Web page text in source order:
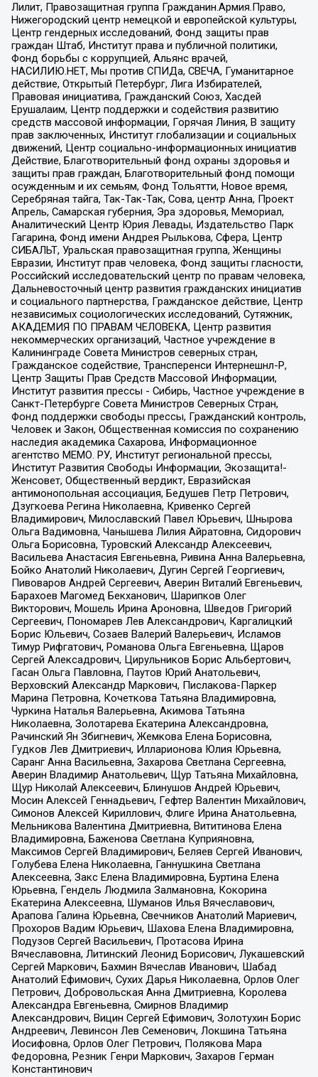
Лилит, Правозащитная группа Гражданин.Армия.Право,
Нижегородский центр немецкой и европейской культуры,
Центр гендерных исследований, Фонд защиты прав
граждан Штаб, Институт права и публичной политики,
Фонд борьбы с коррупцией, Альянс врачей,
НАСИЛИЮ.НЕТ, Мы против СПИДа, СВЕЧА, Гуманитарное
действие, Открытый Петербург, Лига Избирателей,
Правовая инициатива, Гражданский Союз, Хасдей
Ерушалаим, Центр поддержки и содействия развитию
средств массовой информации, Горячая Линия, В защиту
прав заключенных, Институт глобализации и социальных
движений, Центр социально-информационных инициатив
Действие, Благотворительный фонд охраны здоровья и
защиты прав граждан, Благотворительный фонд помощи
осужденным и их семьям, Фонд Тольятти, Новое время,
Серебряная тайга, Так-Так-Так, Сова, центр Анна, Проект
Апрель, Самарская губерния, Эра здоровья, Мемориал,
Аналитический Центр Юрия Левады, Издательство Парк
Гагарина, Фонд имени Андрея Рылькова, Сфера, Центр
СИБАЛЬТ, Уральская правозащитная группа, Женщины
Евразии, Институт прав человека, Фонд защиты гласности,
Российский исследовательский центр по правам человека,
Дальневосточный центр развития гражданских инициатив
и социального партнерства, Гражданское действие, Центр
независимых социологических исследований, Сутяжник,
АКАДЕМИЯ ПО ПРАВАМ ЧЕЛОВЕКА, Центр развития
некоммерческих организаций, Частное учреждение в
Калининграде Совета Министров северных стран,
Гражданское содействие, Трансперенси Интернешнл-Р,
Центр Защиты Прав Средств Массовой Информации,
Институт развития прессы - Сибирь, Частное учреждение в
Санкт-Петербурге Совета Министров Северных Стран,
Фонд поддержки свободы прессы, Гражданский контроль,
Человек и Закон, Общественная комиссия по сохранению
наследия академика Сахарова, Информационное
агентство МЕМО. РУ, Институт региональной прессы,
Институт Развития Свободы Информации, Экозащита!-
Женсовет, Общественный вердикт, Евразийская
антимонопольная ассоциация, Бедушев Петр Петрович,
Дзугкоева Регина Николаевна, Кривенко Сергей
Владимирович, Милославский Павел Юрьевич, Шнырова
Ольга Вадимовна, Чанышева Лилия Айратовна, Сидорович
Ольга Борисовна, Туровский Александр Алексеевич,
Васильева Анастасия Евгеньевна, Ривина Анна Валерьевна,
Бойко Анатолий Николаевич, Дугин Сергей Георгиевич,
Пивоваров Андрей Сергеевич, Аверин Виталий Евгеньевич,
Барахоев Магомед Бекханович, Шарипков Олег
Викторович, Мошель Ирина Ароновна, Шведов Григорий
Сергеевич, Пономарев Лев Александрович, Каргалицкий
Борис Юльевич, Созаев Валерий Валерьевич, Исламов
Тимур Рифгатович, Романова Ольга Евгеньевна, Щаров
Сергей Алексадрович, Цирульников Борис Альбертович,
Гасан Ольга Павловна, Паутов Юрий Анатольевич,
Верховский Александр Маркович, Пислакова-Паркер
Марина Петровна, Кочеткова Татьяна Владимировна,
Чуркина Наталья Валерьевна, Акимова Татьяна
Николаевна, Золотарева Екатерина Александровна,
Рачинский Ян Збигневич, Жемкова Елена Борисовна,
Гудков Лев Дмитриевич, Илларионова Юлия Юрьевна,
Саранг Анна Васильевна, Захарова Светлана Сергеевна,
Аверин Владимир Анатольевич, Щур Татьяна Михайловна,
Щур Николай Алексеевич, Блинушов Андрей Юрьевич,
Мосин Алексей Геннадьевич, Гефтер Валентин Михайлович,
Симонов Алексей Кириллович, Флиге Ирина Анатольевна,
Мельникова Валентина Дмитриевна, Вититинова Елена
Владимировна, Баженова Светлана Куприяновна,
Максимов Сергей Владимирович, Беляев Сергей Иванович,
Голубева Елена Николаевна, Ганнушкина Светлана
Алексеевна, Закс Елена Владимировна, Буртина Елена
Юрьевна, Гендель Людмила Залмановна, Кокорина
Екатерина Алексеевна, Шуманов Илья Вячеславович,
Арапова Галина Юрьевна, Свечников Анатолий Мариевич,
Прохоров Вадим Юрьевич, Шахова Елена Владимировна,
Подузов Сергей Васильевич, Протасова Ирина
Вячеславовна, Литинский Леонид Борисович, Лукашевский
Сергей Маркович, Бахмин Вячеслав Иванович, Шабад
Анатолий Ефимович, Сухих Дарья Николаевна, Орлов Олег
Петрович, Добровольская Анна Дмитриевна, Королева
Александра Евгеньевна, Смирнов Владимир
Александрович, Вицин Сергей Ефимович, Золотухин Борис
Андреевич, Левинсон Лев Семенович, Локшина Татьяна
Иосифовна, Орлов Олег Петрович, Полякова Мара
Федоровна, Резник Генри Маркович, Захаров Герман
Константинович